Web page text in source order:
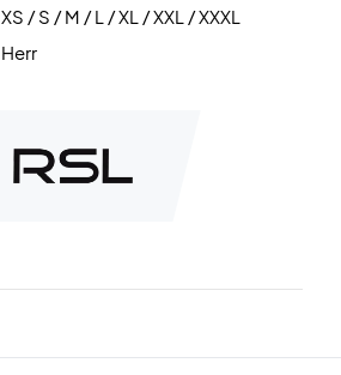
XS / S / M / L / XL / XXL / XXXL
Herr